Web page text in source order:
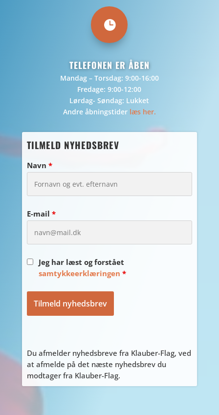

TELEFONEN ER ÅBEN
Mandag – Torsdag: 9:00-16:00
Fredage: 9:00-12:00
Lørdag- Søndag: Lukket
Andre åbningstider læs her.
TILMELD NYHEDSBREV
Navn *
E-mail *
Jeg har læst og forstået
samtykkeerklæringen *
Du afmelder nyhedsbreve fra Klauber-Flag, ved
at afmelde på det næste nyhedsbrev du
modtager fra Klauber-Flag.